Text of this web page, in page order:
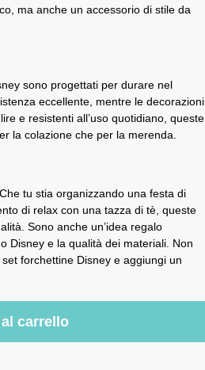
ma anche un accessorio di stile da
sono progettati per durare nel
eccellente, mentre le decorazioni
e resistenti all’uso quotidiano, queste
la colazione che per la merenda.
tu stia organizzando una festa di
di relax con una tazza di tè, queste
Sono anche un’idea regalo
Disney e la qualità dei materiali. Non
forchettine Disney e aggiungi un
carrello